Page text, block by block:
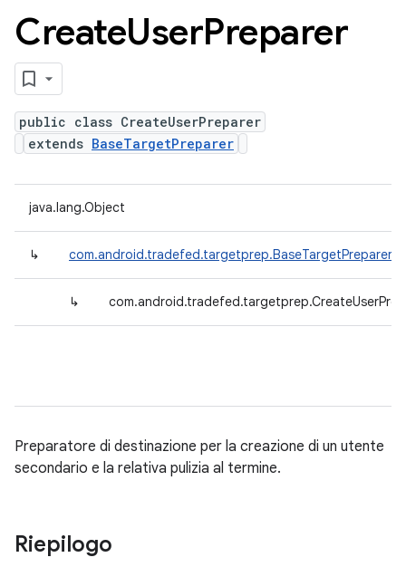
CreateUserPreparer
public class CreateUserPreparer
extends BaseTargetPreparer
java.lang.Object
↳ com.android.tradefed.targetprep.BaseTargetPreparer
↳
Preparatore di destinazione per la creazione di un utente
secondario e la relativa pulizia al termine.
Riepilogo